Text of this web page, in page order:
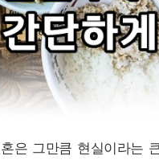
은 그만큼 현실이라는